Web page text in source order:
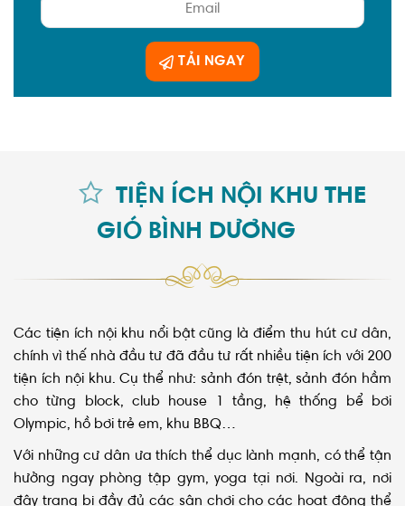
TẢI NGAY
TIỆN ÍCH NỘI KHU THE
GIÓ BÌNH DƯƠNG
Các tiện ích nội khu nổi bật cũng là điểm thu hút cư dân,
chính vì thế nhà đầu tư đã đầu tư rất nhiều tiện ích với 200
tiện ích nội khu. Cụ thể như: sảnh đón trệt, sảnh đón hầm
cho từng block, club house 1 tầng, hệ thống bể bơi
Olympic, hồ bơi trẻ em, khu BBQ…
Với những cư dân ưa thích thể dục lành mạnh, có thể tận
hưởng ngay phòng tập gym, yoga tại nơi. Ngoài ra, nơi
đây trang bị đầy đủ các sân chơi cho các hoạt động thể